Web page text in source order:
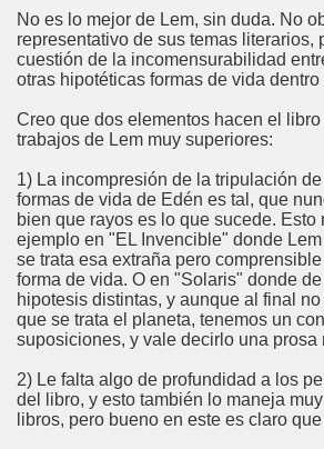
No es lo mejor de Lem, sin duda. No
representativo de sus temas literarios,
cuestión de la incomensurabilidad
otras hipotéticas formas de vida
Creo que dos elementos hacen el
trabajos de Lem muy superiores:
1) La incompresión de la tripulación
formas de vida de Edén es tal, que
bien que rayos es lo que sucede. Esto
ejemplo en "EL Invencible" donde
se trata esa extraña pero
forma de vida. O en "Solaris" donde
hipotesis distintas, y aunque al final
que se trata el planeta, tenemos un
suposiciones, y vale decirlo una prosa
2) Le falta algo de profundidad a los
del libro, y esto también lo maneja
libros, pero bueno en este es claro